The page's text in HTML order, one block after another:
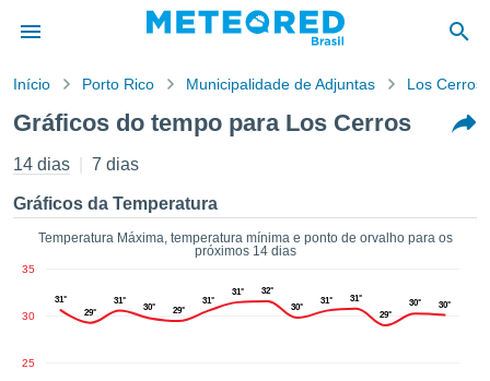
da
por
para
que as
a este
das
Início Porto Rico Municipalidade de Adjuntas Los Cerros
Gráficos do tempo para Los Cerros
14 dias 7 dias
Gráficos da Temperatura
Temperatura Máxima, temperatura mínima e ponto de orvalho para os
próximos 14 dias
25
30
35
31°
29°
31°
30° 29°
31°
31°
32°
30°
31°
31°
29°
30° 30°